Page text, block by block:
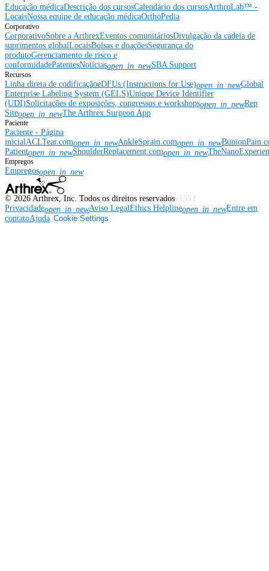
Educação médicaDescrição dos cursosCalendário dos cursosArthroLab™ -
LocaisNossa equipe de educação médicaOrthoPedia
Corporativo
CorporativoSobre a ArthrexEventos comunitáriosDivulgação da cadeia de
suprimentos globalLocaisBolsas e doaçõesSegurança do
produtoGerenciamento de risco e
conformidadePatentesNotíciasopen_in_newSBA Support
Recursos
Linha direta de codificaçãoeDFUs (Instructions for Use)open_in_newGlobal
Enterprise Labeling System (GELS)Unique Device Identifier
(UDI)Solicitações de exposições, congressos e workshopsopen_in_newRep
Siteopen_in_newThe Arthrex Surgeon App
Paciente
Paciente - Página
inicialACLTear.comopen_in_newAnkleSprain.comopen_in_new
Patientopen_in_newShoulderReplacement.comopen_in_new
Empregos
Empregosopen_in_new
© 2026 Arthrex, Inc. Todos os direitos reservadosv3.55.1
Privacidadeopen_in_newAviso LegalEthics Helplineopen_in_newEntre em
contatoAjuda Cookie Settings